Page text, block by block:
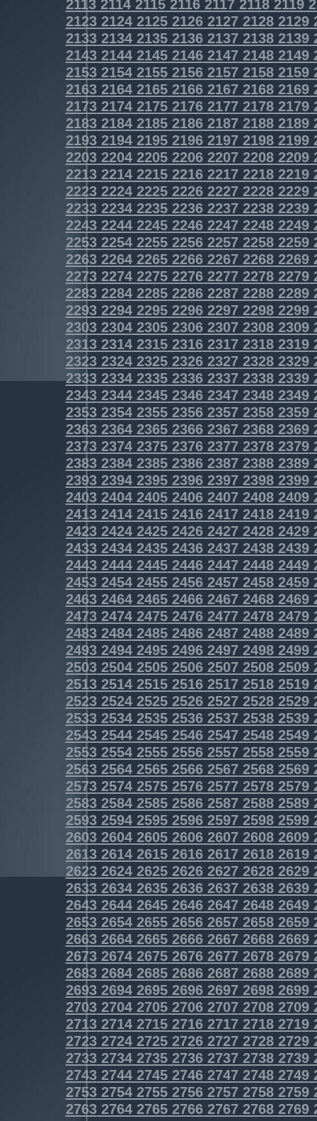
2113211421152116211721182119
2123212421252126212721282129
2133213421352136213721382139
2143214421452146214721482149
2153215421552156215721582159
2163216421652166216721682169
2173217421752176217721782179
2183218421852186218721882189
2193219421952196219721982199
2203220422052206220722082209
2213221422152216221722182219
2223222422252226222722282229
2233223422352236223722382239
2243224422452246224722482249
2253225422552256225722582259
2263226422652266226722682269
2273227422752276227722782279
2283228422852286228722882289
2293229422952296229722982299
2303230423052306230723082309
2313231423152316231723182319
2323232423252326232723282329
2333233423352336233723382339
2343234423452346234723482349
2353235423552356235723582359
2363236423652366236723682369
2373237423752376237723782379
2383238423852386238723882389
2393239423952396239723982399
2403240424052406240724082409
2413241424152416241724182419
2423242424252426242724282429
2433243424352436243724382439
2443244424452446244724482449
2453245424552456245724582459
2463246424652466246724682469
2473247424752476247724782479
2483248424852486248724882489
2493249424952496249724982499
2503250425052506250725082509
2513251425152516251725182519
2523252425252526252725282529
2533253425352536253725382539
2543254425452546254725482549
2553255425552556255725582559
2563256425652566256725682569
2573257425752576257725782579
2583258425852586258725882589
2593259425952596259725982599
2603260426052606260726082609
2613261426152616261726182619
2623262426252626262726282629
2633263426352636263726382639
2643264426452646264726482649
2653265426552656265726582659
2663266426652666266726682669
2673267426752676267726782679
2683268426852686268726882689
2693269426952696269726982699
2703270427052706270727082709
2713271427152716271727182719
2723272427252726272727282729
2733273427352736273727382739
2743274427452746274727482749
2753275427552756275727582759
2763276427652766276727682769